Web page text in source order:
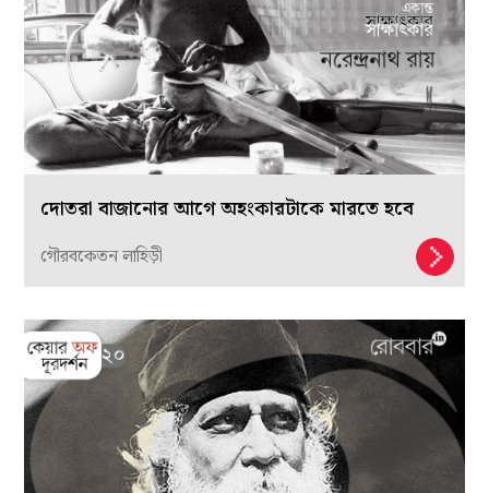
দোতরা বাজানোর আগে অহংকারটাকে মারতে হবে
গৌরবকেতন লাহিড়ী